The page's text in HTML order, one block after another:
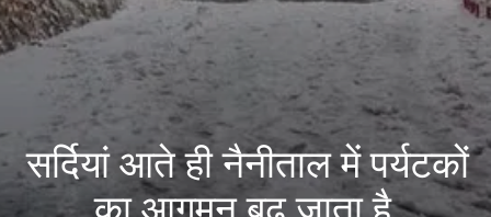
सर्दियां आते ही नैनीताल में पर्यटकों